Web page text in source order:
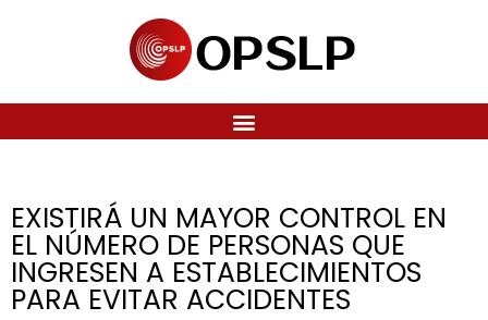
EXISTIRÁ UN MAYOR CONTROL EN
EL NÚMERO DE PERSONAS QUE
INGRESEN A ESTABLECIMIENTOS
PARA EVITAR ACCIDENTES